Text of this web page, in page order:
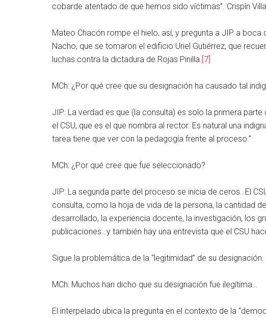
cobarde atentado de que hemos sido víctimas”. Crispín
Mateo Chacón rompe el hielo, así, y pregunta a JIP a
Nacho, que se tomaron el edificio Uriel Gutiérrez, que
luchas contra la dictadura de Rojas Pinilla.[7]
MCh: ¿Por qué cree que su designación ha causado tal
JIP: La verdad es que (la consulta) es solo la primera
el CSU, que es el que nombra al rector. Es natural una
tarea tiene que ver con la pedagogía frente al proceso.”
MCh: ¿Por qué cree que fue seleccionado?
JIP: La segunda parte del proceso se inicia de ceros…El
consulta, como la hoja de vida de la persona, la cantidad
desarrollado, la experiencia docente, la investigación, los
publicaciones…y también hay una entrevista que el CSU
Sigue la problemática de la “legitimidad” de su designación.
MCh: Muchos han dicho que su designación fue ilegítima…
El interpelado ubica la pregunta en el contexto de la